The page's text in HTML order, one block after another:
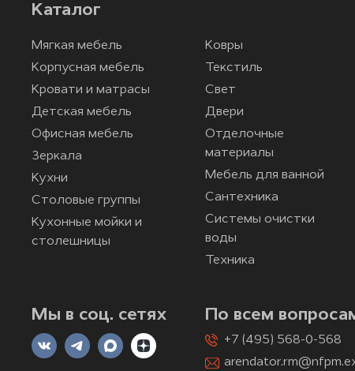
Каталог
Мягкая мебель
Корпусная мебель
Кровати и матрасы
Детская мебель
Офисная мебель
Зеркала
Кухни
Столовые группы
Кухонные мойки и
столешницы
Ковры
Текстиль
Свет
Двери
Отделочные
материалы
Мебель для ванной
Сантехника
Системы очистки
воды
Техника
Мы в соц. сетях По всем
+7 (495) 568-0-568